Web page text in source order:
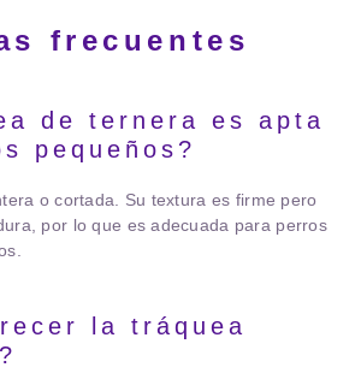
frecuentes
de ternera es apta
pequeños?
o cortada. Su textura es firme pero
por lo que es adecuada para perros
la tráquea